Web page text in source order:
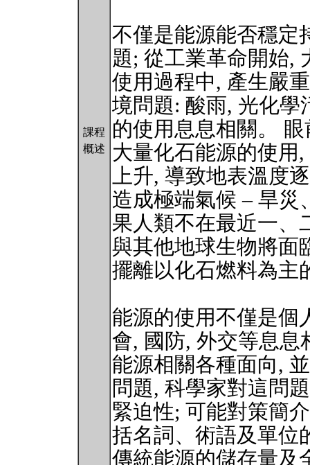
課程
概述
不僅是能源能否穩定
題; 從工業革命開始,
使用過程中, 產生嚴
境問題: 酸雨, 光化學
的使用息息相關。
大量化石能源的使用
上升, 導致地表溫度
造成極端氣候 – 旱災
果人類不在最近一、
與其他地球生物將面
擺離以化石燃料為主
能源的使用不僅是個
會, 國防, 外交等息息
能源相關各種面向,
問題, 科學家對這問
緊迫性; 可能對策簡
括名詞、術語及單位
傳統能源的儲存量及